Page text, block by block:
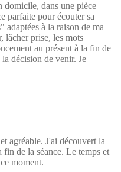
domicile, dans une pièce
parfaite pour écouter sa
à la raison de ma
lâcher prise, les mots
au présent à la fin de
décision de venir. Je
agréable. J'ai découvert la
fin de la séance. Le temps et
moment.